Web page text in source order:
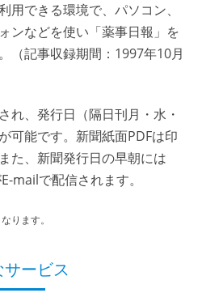
用できる環境で、パソコン、
ンなどを使い「薬事日報」を
（記事収録期間：1997年10月
れ、発行日（隔日刊月・水・
可能です。新聞紙面PDFは印
た、新聞発行日の早朝には
mailで配信されます。
ります。
サービス